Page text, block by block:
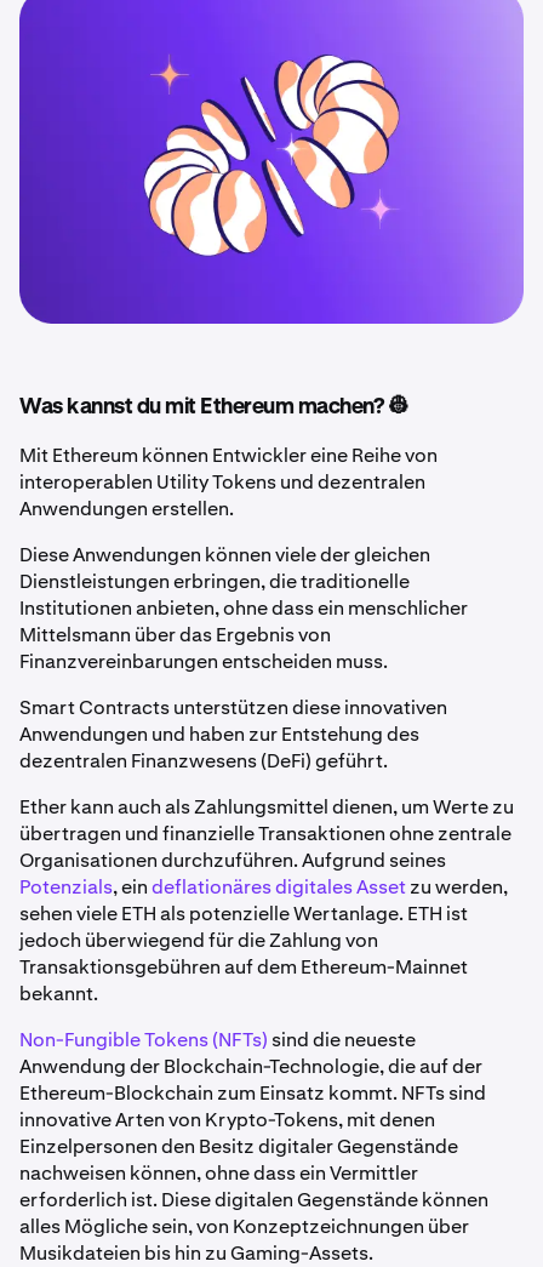
Was kannst du mit Ethereum machen? 👷
Mit Ethereum können Entwickler eine Reihe von
interoperablen Utility Tokens und dezentralen
Anwendungen erstellen.
Diese Anwendungen können viele der gleichen
Dienstleistungen erbringen, die traditionelle
Institutionen anbieten, ohne dass ein menschlicher
Mittelsmann über das Ergebnis von
Finanzvereinbarungen entscheiden muss.
Smart Contracts unterstützen diese innovativen
Anwendungen und haben zur Entstehung des
dezentralen Finanzwesens (DeFi) geführt.
Ether kann auch als Zahlungsmittel dienen, um Werte zu
übertragen und finanzielle Transaktionen ohne zentrale
Organisationen durchzuführen. Aufgrund seines
Potenzials, eindeflationäres digitales Assetzu werden,
sehen viele ETH als potenzielle Wertanlage. ETH ist
jedoch überwiegend für die Zahlung von
Transaktionsgebühren auf dem Ethereum-Mainnet
bekannt.
Non-Fungible Tokens (NFTs) sind die neueste
Anwendung der Blockchain-Technologie, die auf der
Ethereum-Blockchain zum Einsatz kommt. NFTs sind
innovative Arten von Krypto-Tokens, mit denen
Einzelpersonen den Besitz digitaler Gegenstände
nachweisen können, ohne dass ein Vermittler
erforderlich ist. Diese digitalen Gegenstände können
alles Mögliche sein, von Konzeptzeichnungen über
Musikdateien bis hin zu Gaming-Assets.